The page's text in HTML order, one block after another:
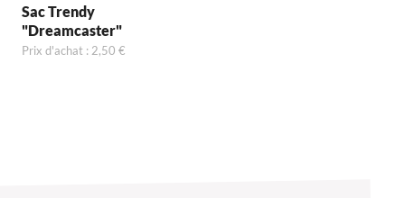
Sac Trendy
"Dreamcaster"
Prix d'achat : 2,50 €